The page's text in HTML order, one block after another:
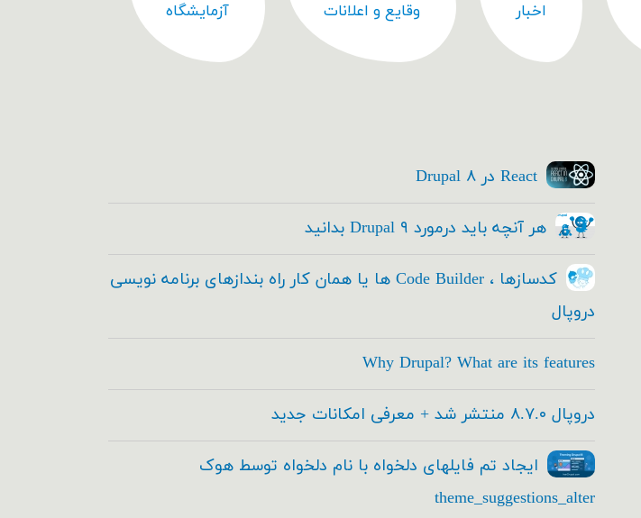
اخبار وقایع و اعلانات آزمایشگاه
React در Drupal ۸
هر آنچه باید درمورد Drupal ۹ بدانید
کدسازها ، Code Builder ها یا همان کار راه بندازهای برنامه نویسی
دروپال
Why Drupal? What are its features
دروپال ۸.۷.۰ منتشر شد + معرفی امکانات جدید
ایجاد تم فایلهای دلخواه با نام دلخواه توسط هوک
theme_suggestions_alter